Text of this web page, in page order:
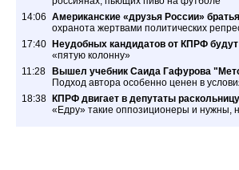
14:06 Американские «друзья России»
охранота жертвами политических
17:40 Неудобных кандидатов от КПРФ будут
«пятую колонну»
11:28 Вышел учебник Саида Гафурова
Подход автора особенно ценен в
18:38 КПРФ двигает в депутаты
«Едру» такие оппозиционеры и нужны,